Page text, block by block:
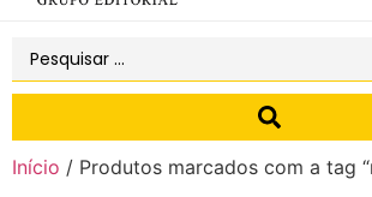
Início / Produtos marcados com a tag